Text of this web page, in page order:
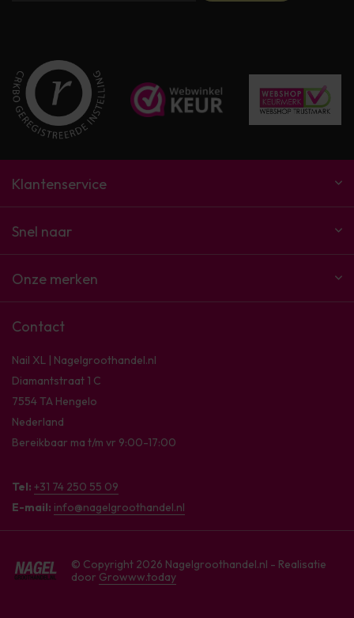
Klantenservice
Snel naar
Onze merken
Contact
Nail XL | Nagelgroothandel.nl
Diamantstraat 1 C
7554 TA Hengelo
Nederland
Bereikbaar ma t/m vr 9:00-17:00
Tel: +31 74 250 55 09
E-mail: info@nagelgroothandel.nl
© Copyright 2026 Nagelgroothandel.nl - Realisatie
door Growww.today